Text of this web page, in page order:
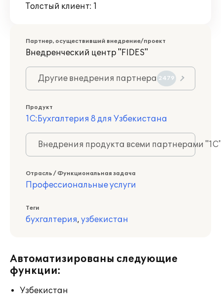
Толстый клиент: 1
Партнер, осуществивший внедрение/проект
Внедренческий центр "FIDES"
Другие внедрения партнера 2479
Продукт
1С:Бухгалтерия 8 для Узбекистана
Внедрения продукта всеми партнерами
Отрасль / Функциональная задача
Профессиональные услуги
Теги
бухгалтерия, узбекистан
Автоматизированы следующие
функции:
Узбекистан